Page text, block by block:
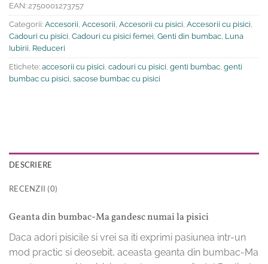
EAN: 2750001273757
Categorii: Accesorii Accesorii Accesorii cu pisici Accesorii cu pisici
Cadouri cu pisici Cadouri cu pisici femei Genti din bumbac Luna
Iubirii Reduceri
Etichete: accesorii cu pisici cadouri cu pisici genti bumbac genti
bumbac cu pisici sacose bumbac cu pisici
DESCRIERE
RECENZII (0)
Geanta din bumbac-Ma gandesc numai la pisici
Daca adori pisicile si vrei sa iti exprimi pasiunea intr-un
mod practic si deosebit, aceasta geanta din bumbac-Ma